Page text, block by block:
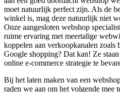
moet natuurlijk perfect zijn. Als de
winkel is, mag deze natuurlijk niet
Onze aangesloten webshop
ruime ervaring met meertalige
koppelen aan verkoopkanalen zoals
Google shopping? Dat kan! Ze
online e-commerce strategie te
Bij het laten maken van een
raden we aan om het volgende mee